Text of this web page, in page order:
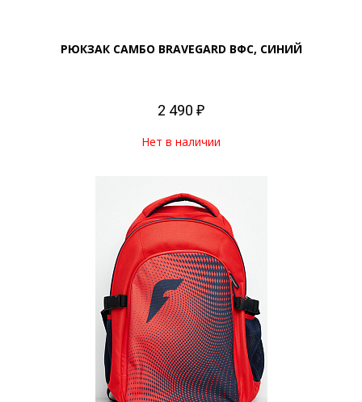
РЮКЗАК САМБО BRAVEGARD ВФС, СИНИЙ
2 490 ₽
Нет в наличии